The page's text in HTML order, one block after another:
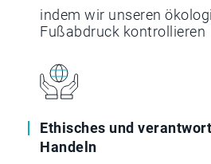
indem wir unseren
Fußabdruck kontrollieren
Ethisches und
Handeln